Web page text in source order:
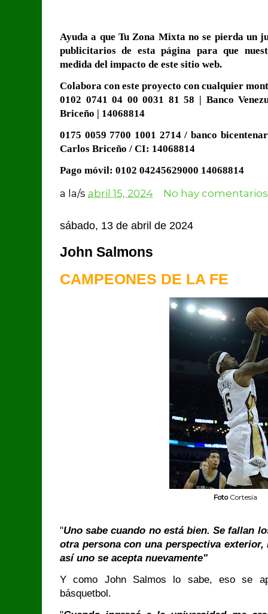
Ayuda a que Tu Zona Mixta no se pierda un
publicitarios de esta página para que
medida del impacto de este sitio web.
Colabora con este proyecto con cualquier
0102 0741 04 00 0031 81 58 | Banco
Briceño | 14068814
0175 0059 7700 1001 2714 / banco
Carlos Briceño / CI: 14068814
Pago móvil: 0102 04245629000 14068814
a la/s abril 15, 2024 No hay
sábado, 13 de abril de 2024
John Salmons
CAMPEONES DE LA FE
FotoCortesía
"Uno sabe cuando no está bien. Se fallan
otra persona con una perspectiva
así uno se acepta nuevamente"
Y como John Salmos lo sabe, eso se
básquetbol.